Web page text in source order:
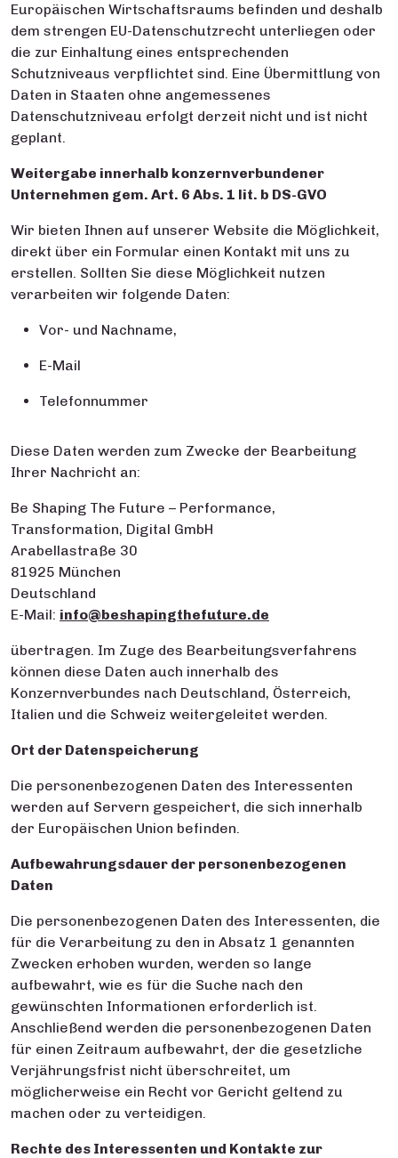
Europäischen Wirtschaftsraums befinden und deshalb
dem strengen EU-Datenschutzrecht unterliegen oder
die zur Einhaltung eines entsprechenden
Schutzniveaus verpflichtet sind. Eine Übermittlung von
Daten in Staaten ohne angemessenes
Datenschutzniveau erfolgt derzeit nicht und ist nicht
geplant.
Weitergabe innerhalb konzernverbundener
Unternehmen gem. Art. 6 Abs. 1 lit. b DS-GVO
Wir bieten Ihnen auf unserer Website die Möglichkeit,
direkt über ein Formular einen Kontakt mit uns zu
erstellen. Sollten Sie diese Möglichkeit nutzen
verarbeiten wir folgende Daten:
Vor- und Nachname,
E-Mail
Telefonnummer
Diese Daten werden zum Zwecke der Bearbeitung
Ihrer Nachricht an:
Be Shaping The Future – Performance,
Transformation, Digital GmbH
Arabellastraße 30
81925 München
Deutschland
E-Mail: info@beshapingthefuture.de
übertragen. Im Zuge des Bearbeitungsverfahrens
können diese Daten auch innerhalb des
Konzernverbundes nach Deutschland, Österreich,
Italien und die Schweiz weitergeleitet werden.
Ort der Datenspeicherung
Die personenbezogenen Daten des Interessenten
werden auf Servern gespeichert, die sich innerhalb
der Europäischen Union befinden.
Aufbewahrungsdauer der personenbezogenen
Daten
Die personenbezogenen Daten des Interessenten, die
für die Verarbeitung zu den in Absatz 1 genannten
Zwecken erhoben wurden, werden so lange
aufbewahrt, wie es für die Suche nach den
gewünschten Informationen erforderlich ist.
Anschließend werden die personenbezogenen Daten
für einen Zeitraum aufbewahrt, der die gesetzliche
Verjährungsfrist nicht überschreitet, um
möglicherweise ein Recht vor Gericht geltend zu
machen oder zu verteidigen.
Rechte des Interessenten und Kontakte zur